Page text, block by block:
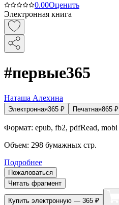
0.00Оценить
Электронная книга
#первые365
Наташа Алехина
Электронная365 ₽ Печатная865 ₽
Формат: epub, fb2, pdfRead, mobi
Объем: 298 бумажных стр.
Подробнее
Пожаловаться
Читать фрагмент
Купить электронную — 365 ₽